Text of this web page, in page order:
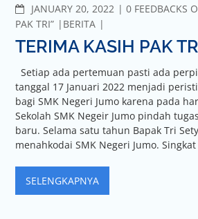
JANUARY 20, 2022
0 FEEDBACKS
PAK TRI”
BERITA
TERIMA KASIH PAK
Setiap ada pertemuan pasti ada
tanggal 17 Januari 2022 menjadi
bagi SMK Negeri Jumo karena pada
Sekolah SMK Negeir Jumo pindah
baru. Selama satu tahun Bapak Tri
menahkodai SMK Negeri Jumo.
SELENGKAPNYA